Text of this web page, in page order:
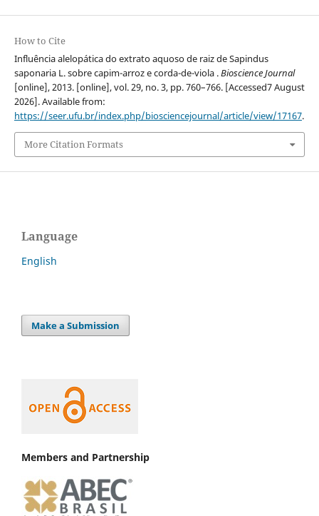
How to Cite
Influência alelopática do extrato aquoso de raiz de Sapindus
saponaria L. sobre capim-arroz e corda-de-viola .Bioscience Journal
[online], 2013. [online], vol. 29, no. 3, pp. 760–766. [Accessed7 August
2026]. Available from:
https://seer.ufu.br/index.php/biosciencejournal/article/view/17167.
More Citation Formats
Language
English
Make a Submission
Members and Partnership